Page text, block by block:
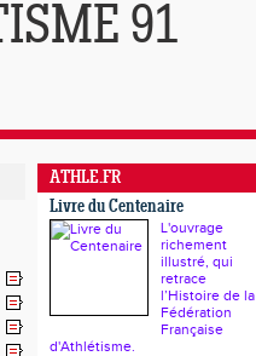
91
ATHLE.FR
Livre du Centenaire
L'ouvrage
richement
illustré, qui
retrace
l’Histoire de la
Fédération
Française
d'Athlétisme.